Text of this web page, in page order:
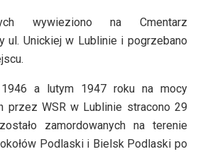
wywieziono na Cmentarz
ul. Unickiej w Lublinie i pogrzebano
1946 a lutym 1947 roku na mocy
przez WSR w Lublinie stracono 29
zamordowanych na terenie
Podlaski i Bielsk Podlaski po